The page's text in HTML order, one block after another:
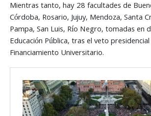
Mientras tanto, hay 28 facultades de
Córdoba, Rosario, Jujuy, Mendoza, Santa
Pampa, San Luis, Río Negro, tomadas en
Educación Pública, tras el veto
Financiamiento Universitario.